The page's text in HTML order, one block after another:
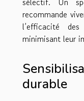
recommande
l’efficacité
minimisant leur
durable